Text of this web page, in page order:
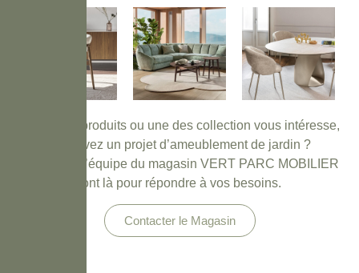
Un de ses produits ou une des collection vous intéresse,
vous avez un projet d’ameublement de jardin ?
Antoine et l’équipe du magasin VERT PARC MOBILIER
sont là pour répondre à vos besoins.
Contacter le Magasin